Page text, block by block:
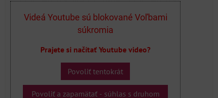
Videá Youtube sú blokované Voľbami
súkromia
Prajete si načítať Youtube video?
Povoliť tentokrát
Povoliť a zapamätať - súhlas s druhom